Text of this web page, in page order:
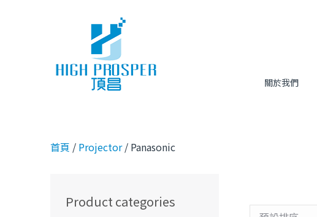
關於我們
首頁 / Projector/ Panasonic
Product categories